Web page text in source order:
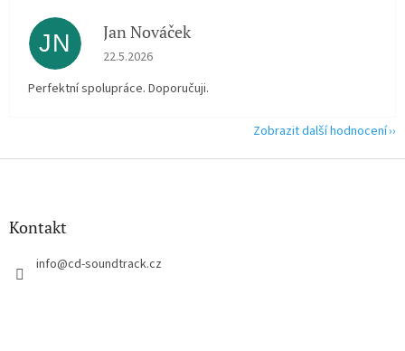
JN Jan Nováček
Hodnocení obchodu je 5 z 5 hvězdiček.
22.5.2026
Perfektní spolupráce. Doporučuji.
Zobrazit další hodnocení
Z
Kontakt
info@cd-soundtrack.cz